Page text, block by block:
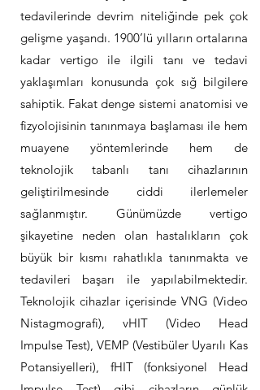
tedavilerinde devrim niteliğinde pek çok
gelişme yaşandı. 1900’lü yılların ortalarına
kadar vertigo ile ilgili tanı ve tedavi
yaklaşımları konusunda çok sığ bilgilere
sahiptik. Fakat denge sistemi anatomisi ve
fizyolojisinin tanınmaya başlaması ile hem
muayene yöntemlerinde hem de
teknolojik tabanlı tanı cihazlarının
geliştirilmesinde ciddi ilerlemeler
sağlanmıştır. Günümüzde vertigo
şikayetine neden olan hastalıkların çok
büyük bir kısmı rahatlıkla tanınmakta ve
tedavileri başarı ile yapılabilmektedir.
Teknolojik cihazlar içerisinde VNG (Video
Nistagmografi), vHIT (Video Head
Impulse Test), VEMP (Vestibüler Uyarılı Kas
Potansiyelleri), fHIT (fonksiyonel Head